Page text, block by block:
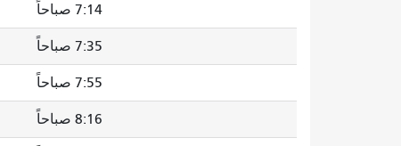
7:14 صباحاً
7:35 صباحاً
7:55 صباحاً
8:16 صباحاً